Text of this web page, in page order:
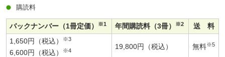
購読料
バックナンバー（1冊定価） ※1 年間購読料（3冊） ※2
送 料
1,650円（税込）
※3
6,600円（税込） ※4 19,800円（税込） 無料※5